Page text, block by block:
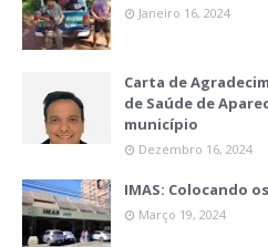
Janeiro 16, 2024
Carta de
de Saúde de
município
Dezembro 16, 2024
IMAS: Colocando
Março 19, 2024